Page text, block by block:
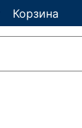
Корзина